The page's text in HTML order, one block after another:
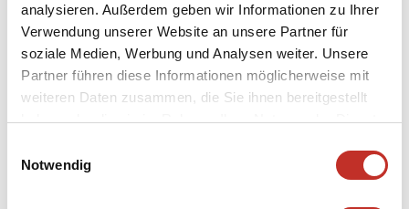
analysieren. Außerdem geben wir Informationen zu Ihrer
Verwendung unserer Website an unsere Partner für
soziale Medien, Werbung und Analysen weiter. Unsere
Partner führen diese Informationen möglicherweise mit
weiteren Daten zusammen, die Sie ihnen bereitgestellt
haben oder die sie im Rahmen Ihrer Nutzung der Dienste
Notwendig